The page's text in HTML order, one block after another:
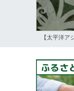
【太平洋ア